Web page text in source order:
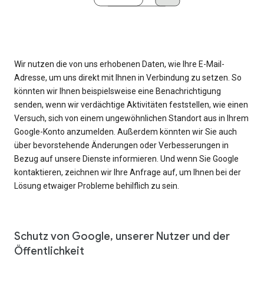
Wir nutzen die von uns erhobenen Daten, wie Ihre E-Mail-
Adresse, um uns direkt mit Ihnen in Verbindung zu setzen. So
könnten wir Ihnen beispielsweise eine Benachrichtigung
senden, wenn wir verdächtige Aktivitäten feststellen, wie einen
Versuch, sich von einem ungewöhnlichen Standort aus in Ihrem
Google-Konto anzumelden. Außerdem könnten wir Sie auch
über bevorstehende Änderungen oder Verbesserungen in
Bezug auf unsere Dienste informieren. Und wenn Sie Google
kontaktieren, zeichnen wir Ihre Anfrage auf, um Ihnen bei der
Lösung etwaiger Probleme behilflich zu sein.
Schutz von Google, unserer Nutzer und der
Öffentlichkeit